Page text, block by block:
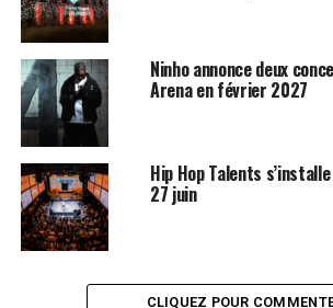
Ninho annonce deux
Arena en février 2027
Hip Hop Talents
27 juin
CLIQUEZ POUR